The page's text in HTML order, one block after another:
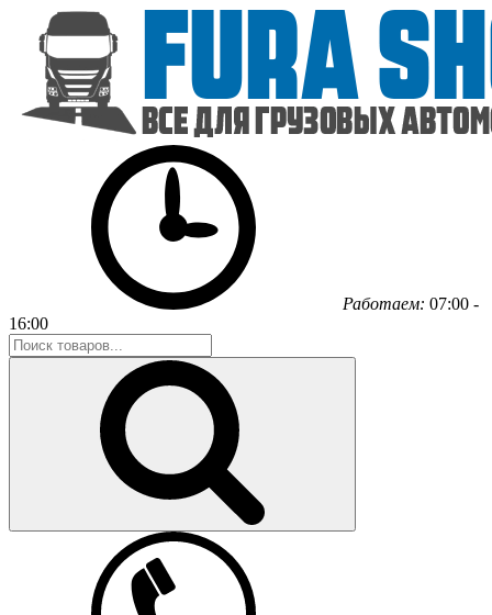
Работаем: 07:00 -
16:00